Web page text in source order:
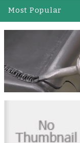
Most Popular